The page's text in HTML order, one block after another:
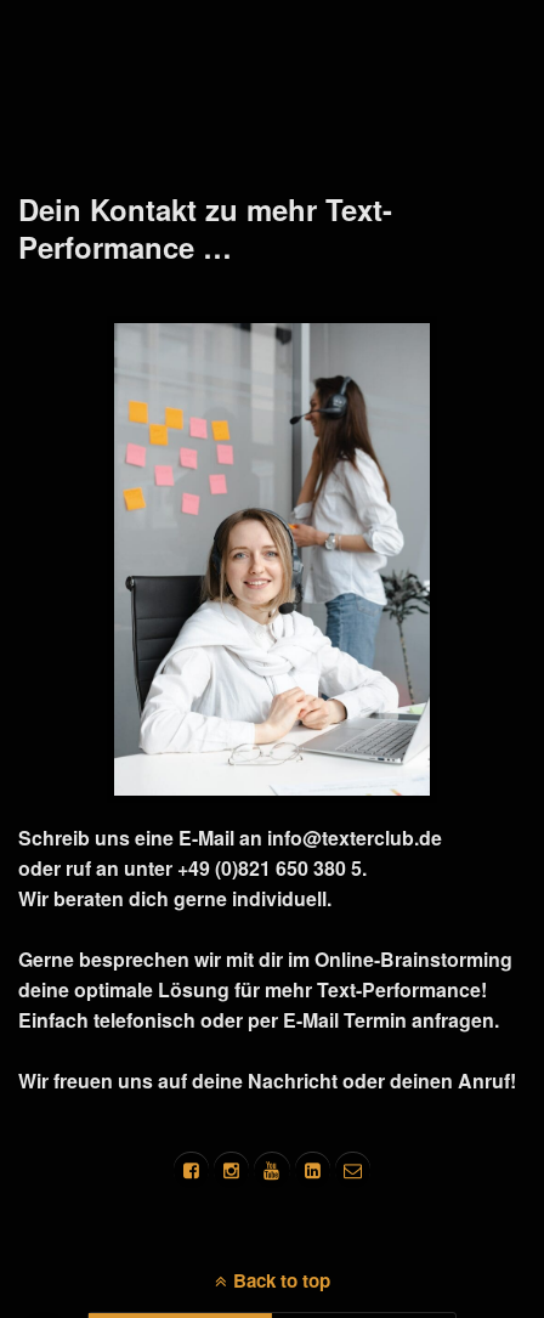
Dein Kontakt zu mehr Text-
Performance …
Schreib uns eine E-Mail an info@texterclub.de
oder ruf an unter +49 (0)821 650 380 5.
Wir beraten dich gerne individuell.
Gerne besprechen wir mit dir im Online-Brainstorming
deine optimale Lösung für mehr Text-Performance!
Einfach telefonisch oder per E-Mail Termin anfragen.
Wir freuen uns auf deine Nachricht oder deinen Anruf!
Back to top